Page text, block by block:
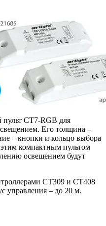
CT7-RGB для
Его толщина –
– кнопки и кольцо выбора
компактным пультом
освещением будут
CT309 и CT408
управления – до 20 м.